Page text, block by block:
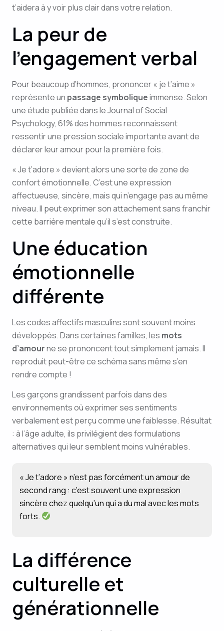
t’aidera à y voir plus clair dans votre relation.
La peur de
l’engagement verbal
Pour beaucoup d’hommes, prononcer « je t’aime »
représente un passage symboliqueimmense. Selon
une étude publiée dans le Journal of Social
Psychology, 61% des hommes reconnaissent
ressentir une pression sociale importante avant de
déclarer leur amour pour la première fois.
« Je t’adore » devient alors une sorte de zone de
confort émotionnelle. C’est une expression
affectueuse, sincère, mais qui n’engage pas au même
niveau. Il peut exprimer son attachement sans franchir
cette barrière mentale qu’il s’est construite.
Une éducation
émotionnelle
différente
Les codes affectifs masculins sont souvent moins
développés. Dans certaines familles, les mots
d’amourne se prononcent tout simplement jamais. Il
reproduit peut-être ce schéma sans même s’en
rendre compte !
Les garçons grandissent parfois dans des
environnements où exprimer ses sentiments
verbalement est perçu comme une faiblesse. Résultat
: à l’âge adulte, ils privilégient des formulations
alternatives qui leur semblent moins vulnérables.
« Je t’adore » n’est pas forcément un amour de
second rang : c’est souvent une expression
sincère chez quelqu’un qui a du mal avec les mots
forts.
La différence
culturelle et
générationnelle